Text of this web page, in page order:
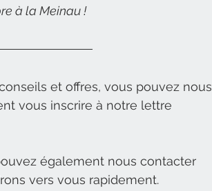
à la Meinau !
et offres, vous pouvez nous
vous inscrire à notre lettre
également nous contacter
vers vous rapidement.